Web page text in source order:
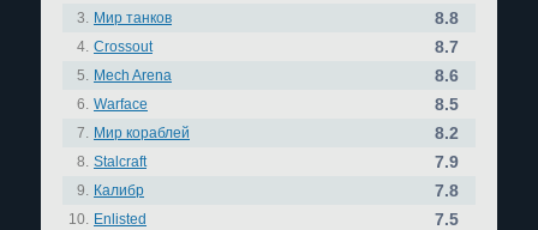
3. Мир танков 8.8
4. Crossout 8.7
5. Mech Arena 8.6
6. Warface 8.5
7. Мир кораблей 8.2
8. Stalcraft 7.9
9. Калибр 7.8
10. Enlisted 7.5